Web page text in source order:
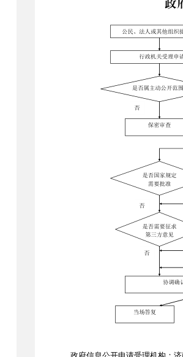
政府信息公开申请受理机构：